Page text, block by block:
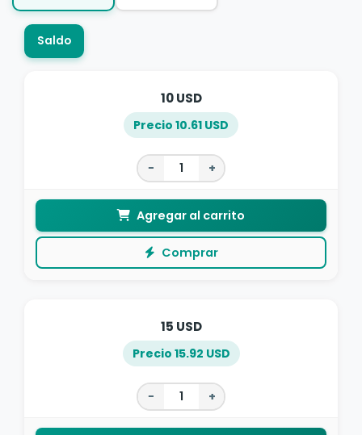
Saldo
10 USD
Precio 10.61 USD
− +
Agregar al carrito
Comprar
15 USD
Precio 15.92 USD
− +